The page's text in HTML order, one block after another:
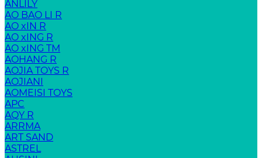
ANLILY
AO BAO LI R
AO xIN R
AO xING R
AO xING TM
AOHANG R
AOJIA TOYS R
AOJIANI
AOMEISI TOYS
APC
AQY R
ARRMA
ART SAND
ASTREL